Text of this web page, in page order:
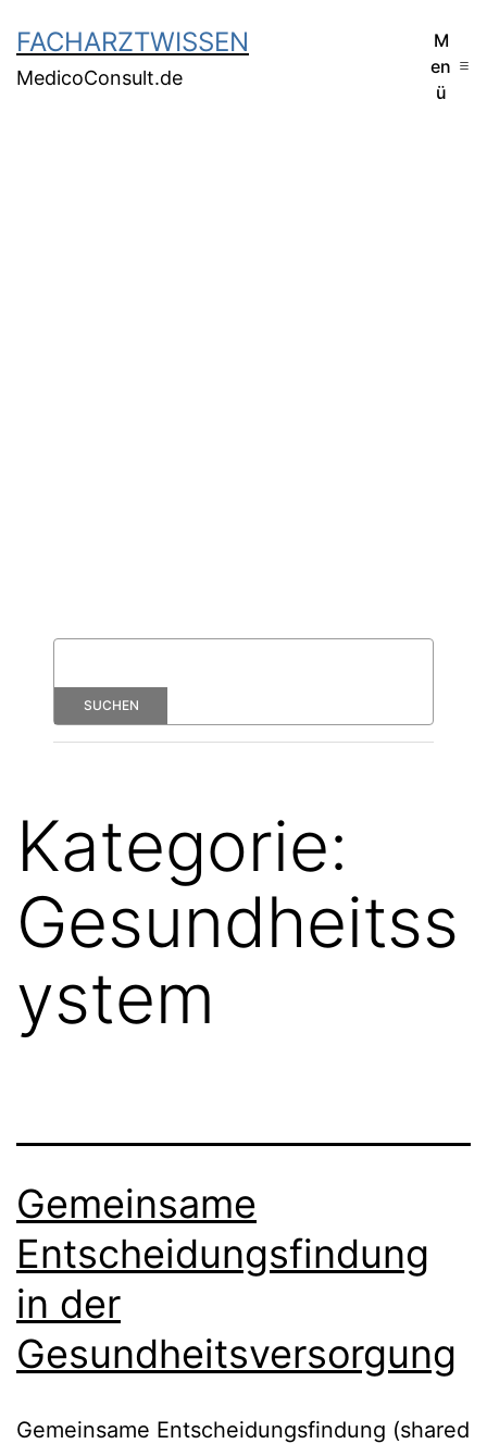
FACHARZTWISSEN
MedicoConsult.de
M
en
ü
Kategorie:
Gesundheitss
ystem
Gemeinsame
Entscheidungsfindung
in der
Gesundheitsversorgung
Gemeinsame Entscheidungsfindung (shared